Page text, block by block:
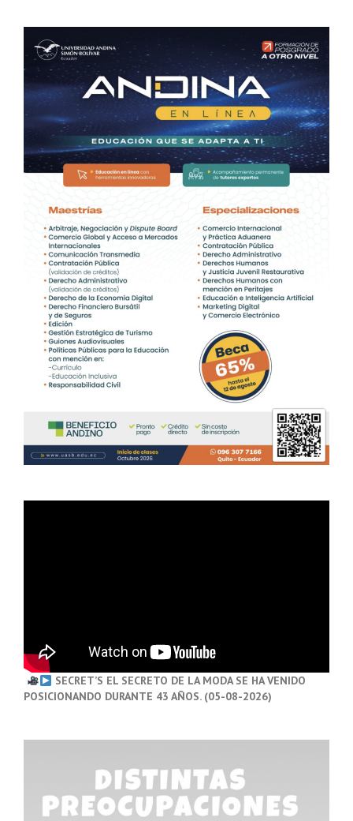
SECRET’S EL SECRETO DE LA MODA SE HA VENIDO
POSICIONANDO DURANTE 43 AÑOS. (05-08-2026)